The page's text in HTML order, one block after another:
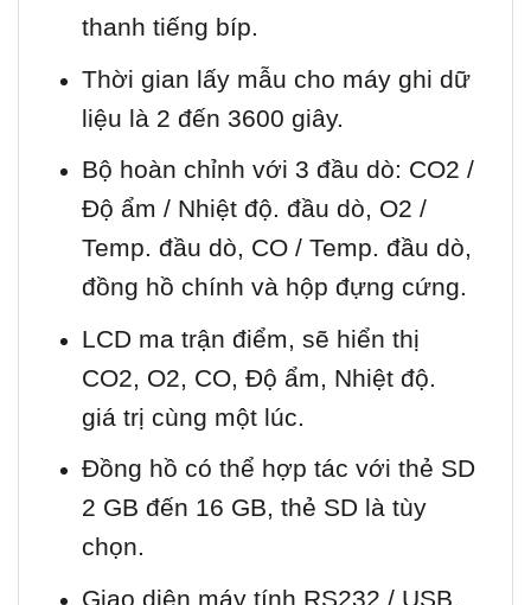
thanh tiếng bíp.
Thời gian lấy mẫu cho máy ghi dữ
liệu là 2 đến 3600 giây.
Bộ hoàn chỉnh với 3 đầu dò: CO2 /
Độ ẩm / Nhiệt độ. đầu dò, O2 /
Temp. đầu dò, CO / Temp. đầu dò,
đồng hồ chính và hộp đựng cứng.
LCD ma trận điểm, sẽ hiển thị
CO2, O2, CO, Độ ẩm, Nhiệt độ.
giá trị cùng một lúc.
Đồng hồ có thể hợp tác với thẻ SD
2 GB đến 16 GB, thẻ SD là tùy
chọn.
Giao diện máy tính RS232 / USB,